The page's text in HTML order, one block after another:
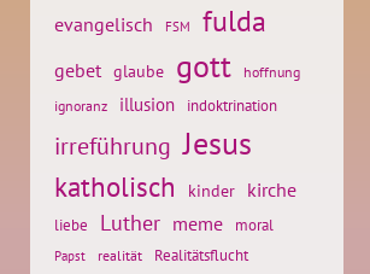
evangelisch FSM fulda
gebet glaube gott
hoffnung
ignoranz
illusion indoktrination
irreführung Jesus
katholisch kinder kirche
liebe Luther meme moral
Papst realität Realitätsflucht